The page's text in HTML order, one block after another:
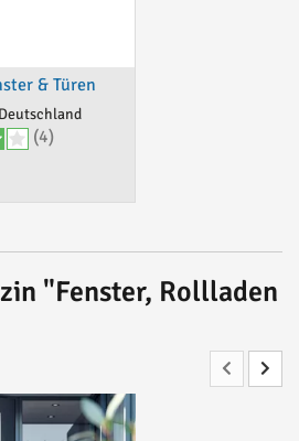
& Türen
(4)
"Fenster, Rollladen